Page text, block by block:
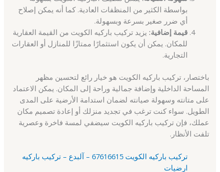
بواسطة الكثير من المنظفات العادية. كما أنه يمكن إصلاح
أي ضرر صغير بسرعة وبسهولة.
قيمة إضافية: يزيد تركيب باركيه الكويت من القيمة العقارية
للمكان. يمكن أن يكون استثمارًا ممتازًا للمنازل أو العقارات
التجارية.
باختصار، تركيب باركيه الكويت هو خيار رائع لتحسين مظهر
المساحة الداخلية وإضافة جمالية وراحة إلى المكان. يمكن الاعتماد
على متانته وسهولة صيانته لضمان استدامة الأرضية على المدى
الطويل. سواء كنت ترغب في تجديد منزلك أو إعادة تصميم مكان
عملك، فإن تركيب باركيه الكويت سيضفي لمسة فاخرة وعصرية
تلفت الأنظار.
تركيب باركيه الكويت 67616615 – آلبدع – تركيب باركيه
ارضيات